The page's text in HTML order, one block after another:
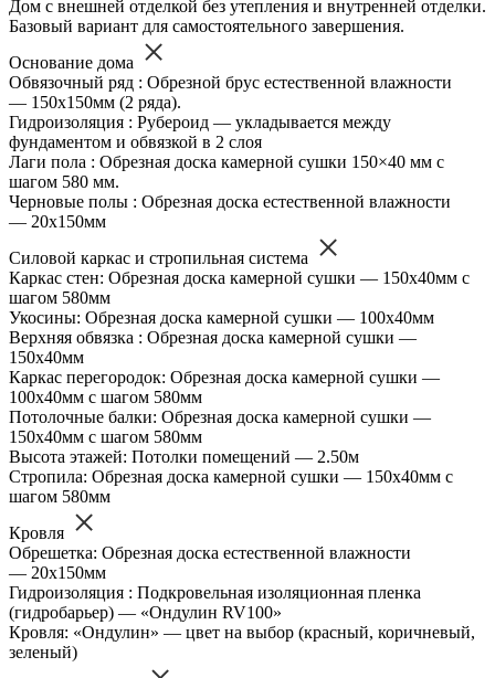
Дом с внешней отделкой без утепления и внутренней отделки.
Базовый вариант для самостоятельного завершения.
Основание дома
Обвязочный ряд : Обрезной брус естественной влажности
— 150х150мм (2 ряда).
Гидроизоляция : Рубероид — укладывается между
фундаментом и обвязкой в 2 слоя
Лаги пола : Обрезная доска камерной сушки 150×40 мм с
шагом 580 мм.
Черновые полы : Обрезная доска естественной влажности
— 20х150мм
Силовой каркас и стропильная система
Каркас стен: Обрезная доска камерной сушки — 150х40мм с
шагом 580мм
Укосины: Обрезная доска камерной сушки — 100х40мм
Верхняя обвязка : Обрезная доска камерной сушки —
150х40мм
Каркас перегородок: Обрезная доска камерной сушки —
100х40мм с шагом 580мм
Потолочные балки: Обрезная доска камерной сушки —
150х40мм с шагом 580мм
Высота этажей: Потолки помещений — 2.50м
Стропила: Обрезная доска камерной сушки — 150х40мм с
шагом 580мм
Кровля
Обрешетка: Обрезная доска естественной влажности
— 20х150мм
Гидроизоляция : Подкровельная изоляционная пленка
(гидробарьер) — «Ондулин RV100»
Кровля: «Ондулин» — цвет на выбор (красный, коричневый,
зеленый)